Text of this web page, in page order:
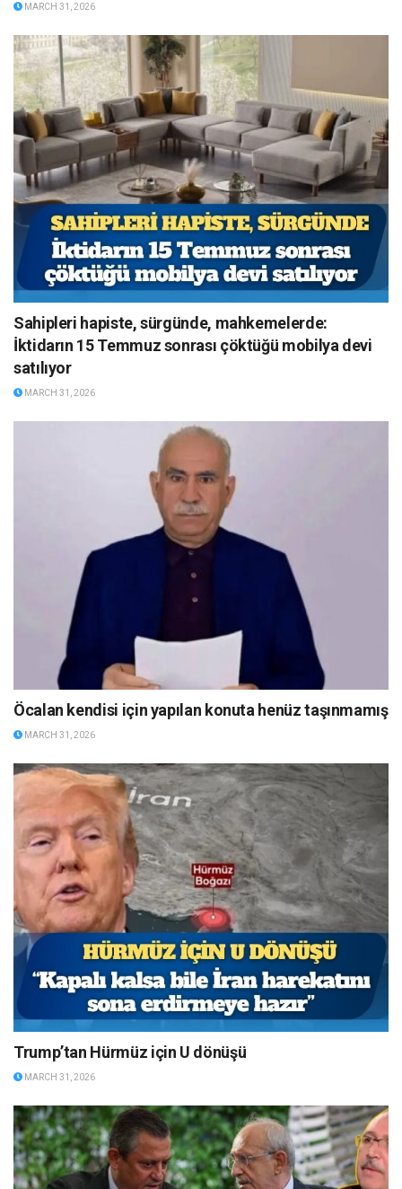
MARCH 31, 2026
Sahipleri hapiste, sürgünde, mahkemelerde:
İktidarın 15 Temmuz sonrası çöktüğü mobilya devi
satılıyor
MARCH 31, 2026
Öcalan kendisi için yapılan konuta henüz taşınmamış
MARCH 31, 2026
Trump’tan Hürmüz için U dönüşü
MARCH 31, 2026